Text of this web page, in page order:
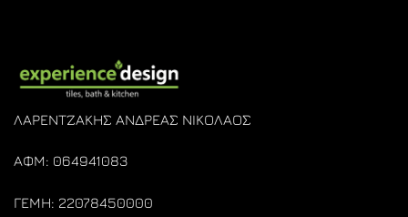
ΛΑΡΕΝΤΖΑΚΗΣ ΑΝΔΡΕΑΣ ΝΙΚΟΛΑΟΣ
ΑΦΜ: 064941083
ΓΕΜΗ: 22078450000